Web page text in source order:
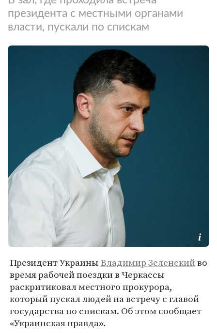
президента с местными органами
власти, пускали по спискам
Президент УкраиныВладимир Зеленскийво
время рабочей поездки в Черкассы
раскритиковал местного прокурора,
который пускал людей на встречу с главой
государства по спискам. Об этом сообщает
«Украинская правда».